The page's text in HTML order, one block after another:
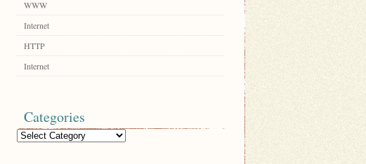
WWW
Internet
HTTP
Internet
Categories
Categories